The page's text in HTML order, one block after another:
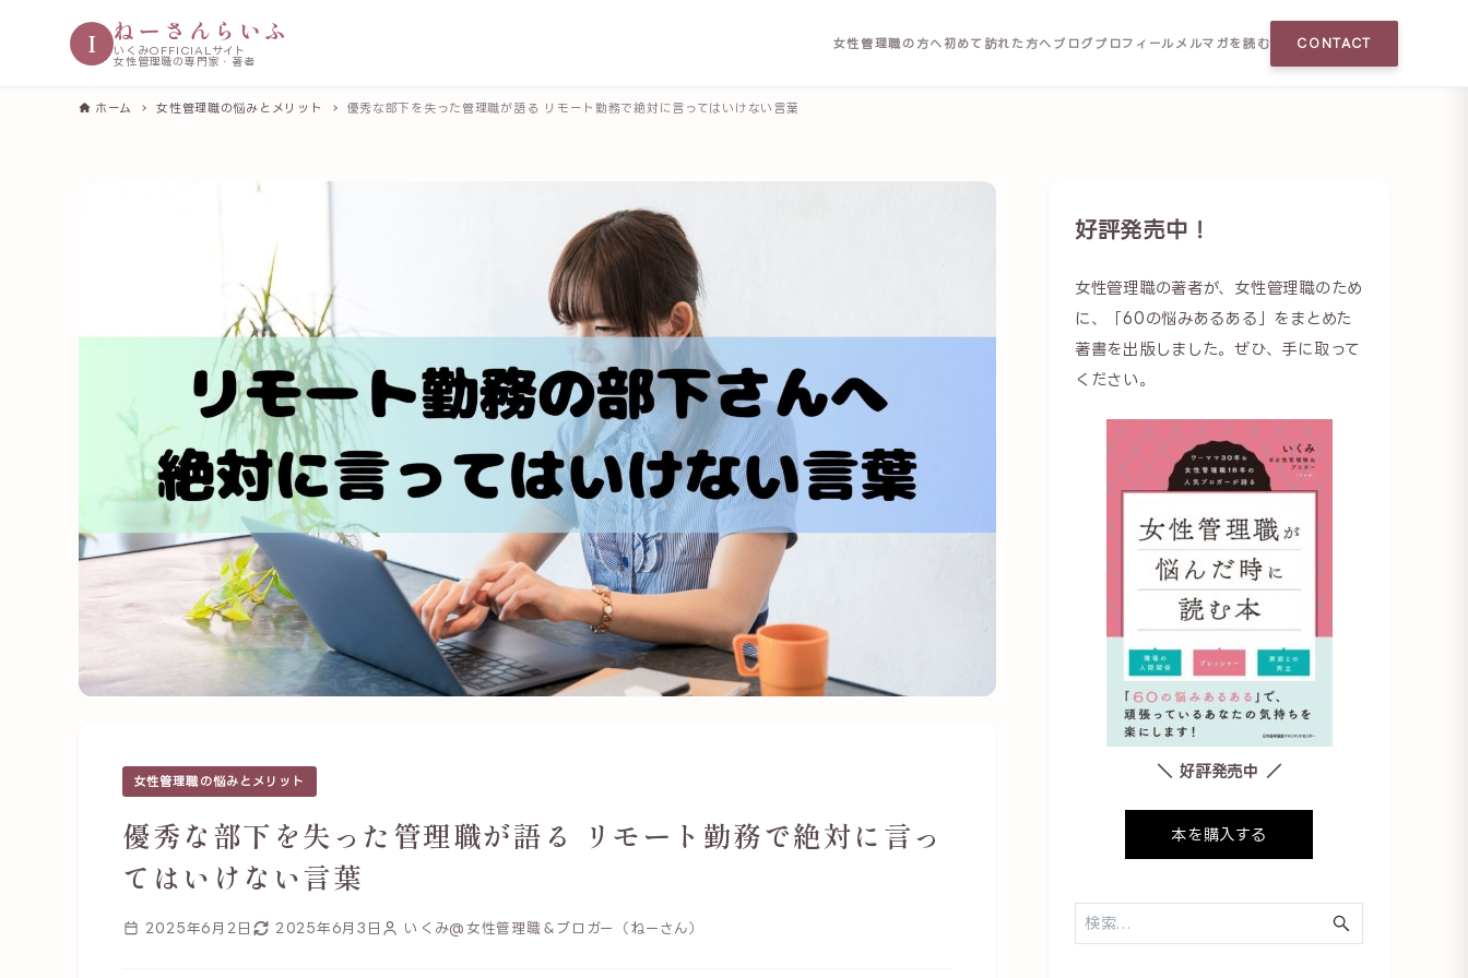
I ねーさんらいふ
いくみOFFICIALサイト
女性管理職の専門家・著者
女性管理職の方へ初めて訪れた方へ ブログ プロフィール メルマガを読む CONTACT
ホーム 女性管理職の悩みとメリット 優秀な部下を失った管理職が語る リモート勤務で絶対に言ってはいけない言葉
女性管理職の悩みとメリット
優秀な部下を失った管理職が語る リモート勤務で絶対に言っ
てはいけない言葉
2025年6月2日 2025年6月3日 いくみ@女性管理職＆ブロガー（ねーさん）
好評発売中！
女性管理職の著者が、女性管理職のため
に、「60の悩みあるある」をまとめた
著書を出版しました。ぜひ、手に取って
ください。
＼ 好評発売中 ／
本を購入する